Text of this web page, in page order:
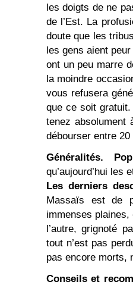
les doigts de ne
de l’Est. La
doute que les
les gens aient
ont un peu marre
la moindre
vous refusera
que ce soit
tenez absolument
débourser entre
Généralités.
qu’aujourd’hui les
Les derniers
Massaïs est de
immenses plaines,
l’autre, grignoté
tout n’est pas
pas encore morts,
Conseils et